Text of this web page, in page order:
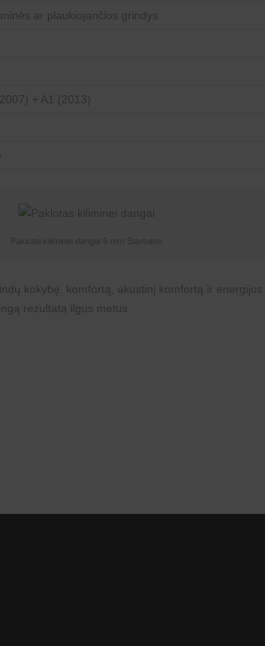
ar plaukiojančios grindys
+ A1 (2013)
kokybę, komfortą, akustinį komfortą ir
rezultatą ilgus metus.